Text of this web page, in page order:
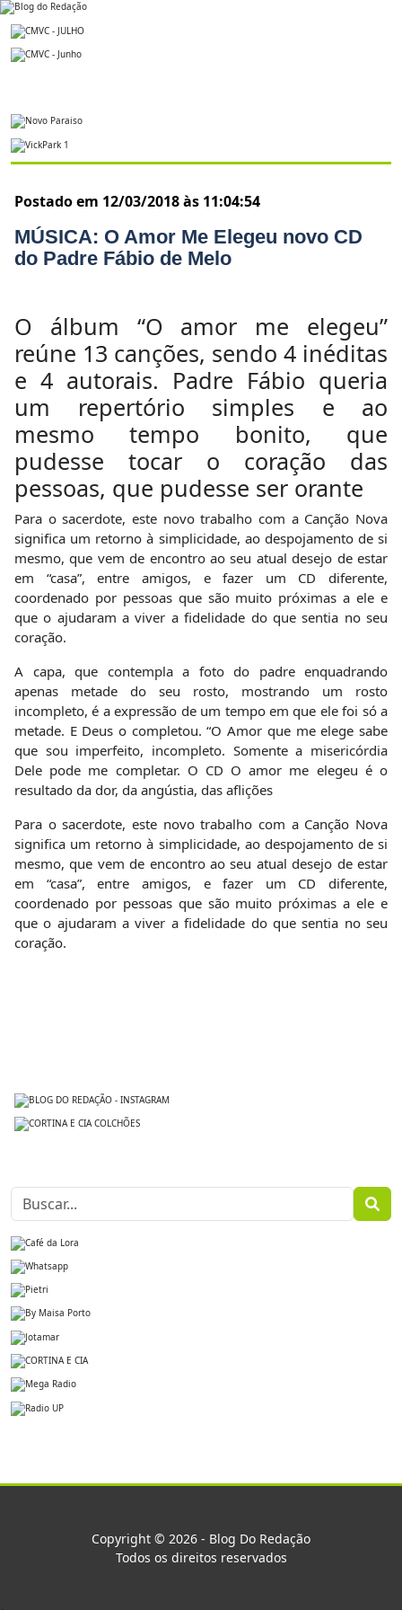
Postado em 12/03/2018 às 11:04:54
MÚSICA: O Amor Me Elegeu novo CD
do Padre Fábio de Melo
O álbum “O amor me elegeu”
reúne 13 canções, sendo 4 inéditas
e 4 autorais. Padre Fábio queria
um repertório simples e ao
mesmo tempo bonito, que
pudesse tocar o coração das
pessoas, que pudesse ser orante
Para o sacerdote, este novo trabalho com a Canção Nova
significa um retorno à simplicidade, ao despojamento de si
mesmo, que vem de encontro ao seu atual desejo de estar
em “casa”, entre amigos, e fazer um CD diferente,
coordenado por pessoas que são muito próximas a ele e
que o ajudaram a viver a fidelidade do que sentia no seu
coração.
A capa, que contempla a foto do padre enquadrando
apenas metade do seu rosto, mostrando um rosto
incompleto, é a expressão de um tempo em que ele foi só a
metade. E Deus o completou. “O Amor que me elege sabe
que sou imperfeito, incompleto. Somente a misericórdia
Dele pode me completar. O CD O amor me elegeu é o
resultado da dor, da angústia, das aflições
Para o sacerdote, este novo trabalho com a Canção Nova
significa um retorno à simplicidade, ao despojamento de si
mesmo, que vem de encontro ao seu atual desejo de estar
em “casa”, entre amigos, e fazer um CD diferente,
coordenado por pessoas que são muito próximas a ele e
que o ajudaram a viver a fidelidade do que sentia no seu
coração.
Copyright © 2026 - Blog Do Redação
Todos os direitos reservados